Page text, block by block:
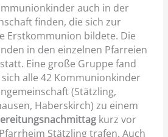
auch in der
finden, die sich zur
Erstkommunion bildete. Die
in den einzelnen Pfarreien
Eine große Gruppe fand
alle 42 Kommunionkinder
(Stätzling,
Haberskirch) zu einem
kurz vor
Stätzling trafen. Auch